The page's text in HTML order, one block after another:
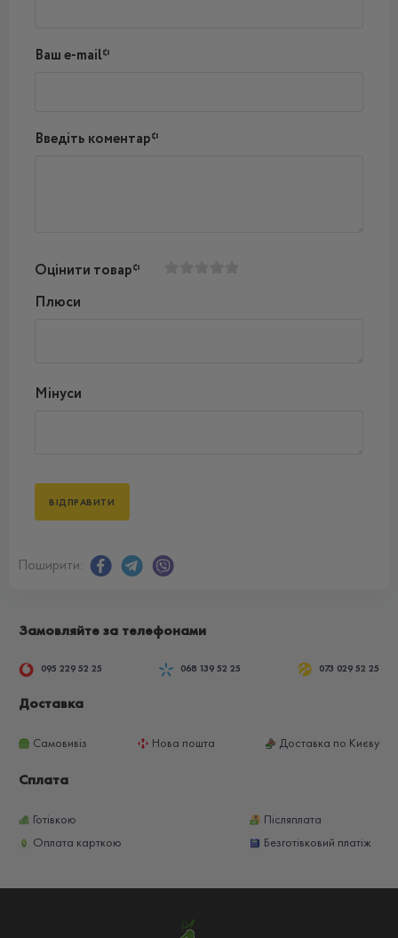
Ваш e-mail*
Введіть коментар*
Оцінити товар*
Плюси
Мінуси
Поширити:
Замовляйте за телефонами
095 229 52 25 068 139 52 25 073 029 52 25
Доставка
Самовивіз Нова пошта Доставка по Києву
Сплата
Готівкою
Післяплата
Оплата карткою
Безготівковий платіж